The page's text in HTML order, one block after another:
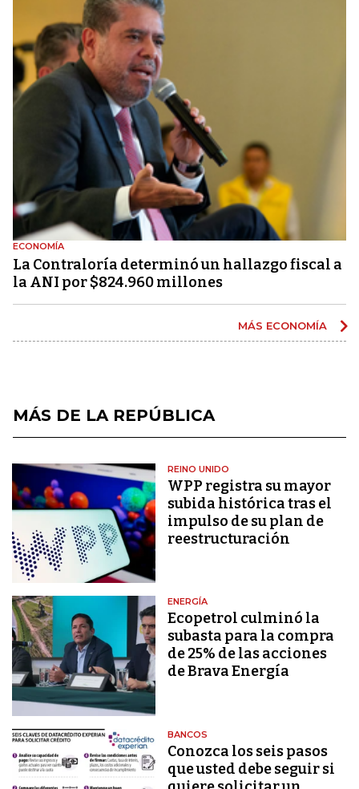
ECONOMÍA
La Contraloría determinó un hallazgo fiscal a
la ANI por $824.960 millones
MÁS ECONOMÍA
MÁS DE LA REPÚBLICA
REINO UNIDO
WPP registra su mayor
subida histórica tras el
impulso de su plan de
reestructuración
ENERGÍA
Ecopetrol culminó la
subasta para la compra
de 25% de las acciones
de Brava Energía
BANCOS
Conozca los seis pasos
que usted debe seguir si